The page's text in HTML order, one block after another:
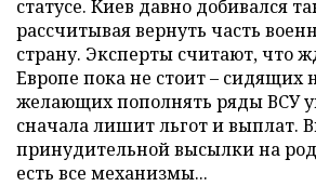
статусе. Киев давно добивался
рассчитывая вернуть часть
страну. Эксперты считают, что
Европе пока не стоит – сидящих
желающих пополнять ряды ВСУ
сначала лишит льгот и выплат.
принудительной высылки на
есть все механизмы...